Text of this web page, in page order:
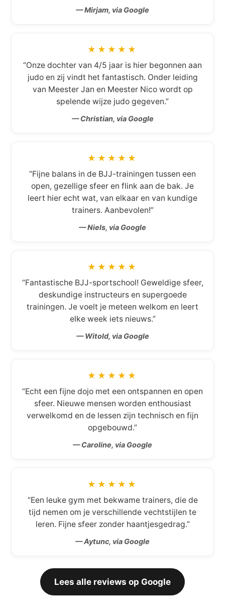
— Mirjam, via Google
★★★★★
“Onze dochter van 4/5 jaar is hier begonnen aan
judo en zij vindt het fantastisch. Onder leiding
van Meester Jan en Meester Nico wordt op
spelende wijze judo gegeven.”
— Christian, via Google
★★★★★
“Fijne balans in de BJJ-trainingen tussen een
open, gezellige sfeer en flink aan de bak. Je
leert hier echt wat, van elkaar en van kundige
trainers. Aanbevolen!”
— Niels, via Google
★★★★★
“Fantastische BJJ-sportschool! Geweldige sfeer,
deskundige instructeurs en supergoede
trainingen. Je voelt je meteen welkom en leert
elke week iets nieuws.”
— Witold, via Google
★★★★★
“Echt een fijne dojo met een ontspannen en open
sfeer. Nieuwe mensen worden enthousiast
verwelkomd en de lessen zijn technisch en fijn
opgebouwd.”
— Caroline, via Google
★★★★★
“Een leuke gym met bekwame trainers, die de
tijd nemen om je verschillende vechtstijlen te
leren. Fijne sfeer zonder haantjesgedrag.”
— Aytunc, via Google
Lees alle reviews op Google